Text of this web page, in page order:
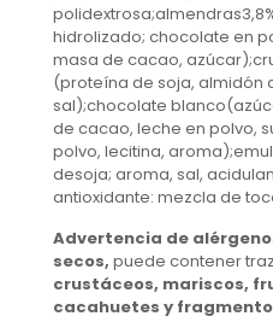
hidrolizado; chocolate en
masa de cacao,
(proteína de soja, almidón
sal);chocolate
de cacao, leche en polvo,
polvo, lecitina,
desoja; aroma, sal,
antioxidante: mezcla de
Advertencia de
secos, puede contener
crustáceos, mariscos,
cacahuetes y